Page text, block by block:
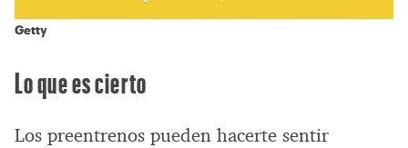
Getty
Lo que es cierto
Los preentrenos pueden hacerte sentir